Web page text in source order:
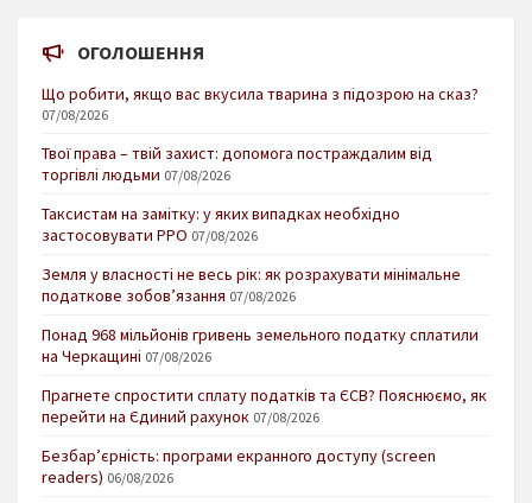
ОГОЛОШЕННЯ
Що робити, якщо вас вкусила тварина з підозрою на сказ?
07/08/2026
Твої права – твій захист: допомога постраждалим від
торгівлі людьми 07/08/2026
Таксистам на замітку: у яких випадках необхідно
застосовувати РРО 07/08/2026
Земля у власності не весь рік: як розрахувати мінімальне
податкове зобов’язання 07/08/2026
Понад 968 мільйонів гривень земельного податку сплатили
на Черкащині 07/08/2026
Прагнете спростити сплату податків та ЄСВ? Пояснюємо, як
перейти на Єдиний рахунок 07/08/2026
Безбар’єрність: програми екранного доступу (screen
readers) 06/08/2026